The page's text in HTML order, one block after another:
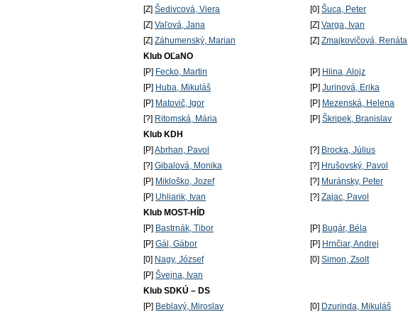
[Z] Šedivcová, Viera [0] Šuca, Peter
[Z] Vaľová, Jana [Z] Varga, Ivan
[Z] Záhumenský, Marian [Z] Zmajkovičová, Renáta
Klub OĽaNO
[P] Fecko, Martin [P] Hlina, Alojz
[P] Huba, Mikuláš [P] Jurinová, Erika
[P] Matovič, Igor [P] Mezenská, Helena
[?] Ritomská, Mária [P] Škripek, Branislav
Klub KDH
[P] Abrhan, Pavol [?] Brocka, Július
[?] Gibalová, Monika [?] Hrušovský, Pavol
[P] Mikloško, Jozef [?] Muránsky, Peter
[P] Uhliarik, Ivan [?] Zajac, Pavol
Klub MOST-HÍD
[P] Bastrnák, Tibor [P] Bugár, Béla
[P] Gál, Gábor [P] Hrnčiar, Andrej
[0] Nagy, József [0] Simon, Zsolt
[P] Švejna, Ivan
Klub SDKÚ – DS
[P] Beblavý, Miroslav [0] Dzurinda, Mikuláš